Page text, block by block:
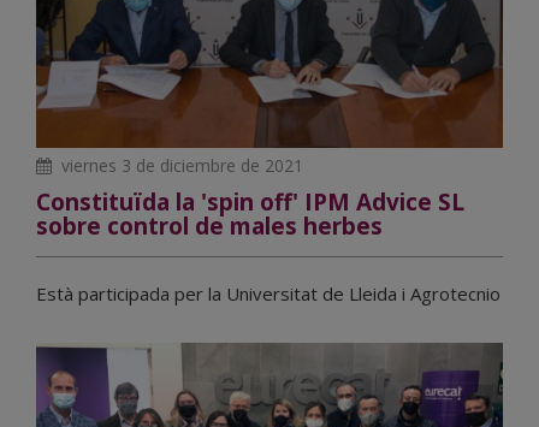
viernes 3 de diciembre de 2021
Constituïda la 'spin off' IPM Advice SL
sobre control de males herbes
Està participada per la Universitat de Lleida i Agrotecnio